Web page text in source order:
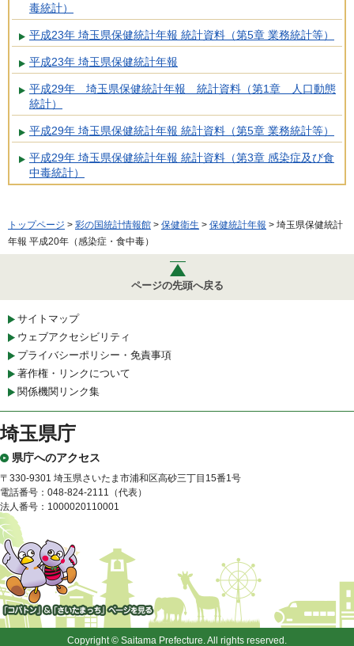
毒統計）
平成23年 埼玉県保健統計年報 統計資料（第5章 業務統計等）
平成23年 埼玉県保健統計年報
平成29年 埼玉県保健統計年報 統計資料（第1章 人口動態
統計）
平成29年 埼玉県保健統計年報 統計資料（第5章 業務統計等）
平成29年 埼玉県保健統計年報 統計資料（第3章 感染症及び食
中毒統計）
トップページ > 彩の国統計情報館 > 保健衛生 > 保健統計年報 > 埼玉県保健統計
年報 平成20年（感染症・食中毒）
ページの先頭へ戻る
サイトマップ
ウェブアクセシビリティ
プライバシーポリシー・免責事項
著作権・リンクについて
関係機関リンク集
埼玉県庁
県庁へのアクセス
〒330-9301 埼玉県さいたま市浦和区高砂三丁目15番1号
電話番号：048-824-2111（代表）
法人番号：1000020110001
「コバトン」&「さいたまっ
Copyright © Saitama Prefecture. All rights reserved.